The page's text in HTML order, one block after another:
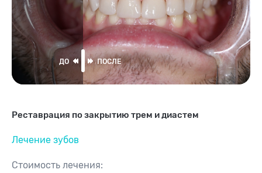
Реставрация по закрытию трем и диастем
Лечение зубов
Стоимость лечения: